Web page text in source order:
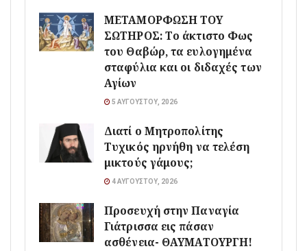
ΜΕΤΑΜΟΡΦΩΣΗ ΤΟΥ
ΣΩΤΗΡΟΣ: Το άκτιστο Φως
του Θαβώρ, τα ευλογημένα
σταφύλια και οι διδαχές των
Αγίων
5 ΑΥΓΟΎΣΤΟΥ, 2026
Διατί ο Μητροπολίτης
Τυχικός ηρνήθη να τελέση
μικτούς γάμους;
4 ΑΥΓΟΎΣΤΟΥ, 2026
Προσευχή στην Παναγία
Γιάτρισσα εις πάσαν
ασθένεια- ΘΑΥΜΑΤΟΥΡΓΗ!